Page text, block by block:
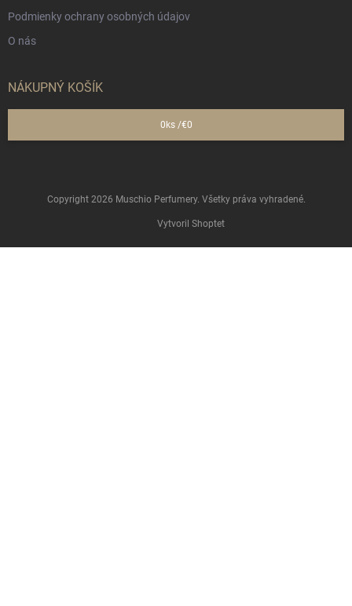
Podmienky ochrany osobných údajov
O nás
NÁKUPNÝ KOŠÍK
0 ks /€0
Vytvoril Shoptet
Copyright 2026 Muschio Perfumery. Všetky práva vyhradené.